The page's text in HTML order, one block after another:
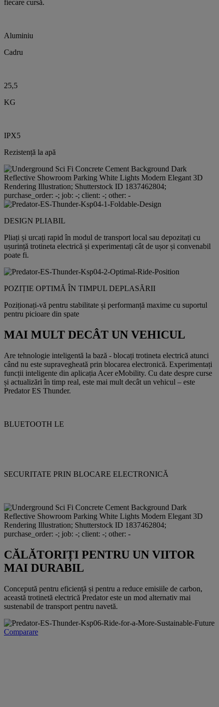
fiecare cursă.
Aluminiu
Cadru
25,5
KG
IPX5
Rezistență la apă
DESIGN PLIABIL
Pliați și urcați rapid în modul de transport local sau depozitați cu
ușurință trotineta electrică și experimentați cât de ușor și convenabil
poate fi.
POZIȚIE OPTIMĂ ÎN TIMPUL DEPLASĂRII
Poziționați-vă pentru stabilitate și performanță maxime cu suportul
pentru picioare din spate
MAI MULT DECÂT UN VEHICUL
Are tehnologie inteligentă la bază - blocați trotineta electrică atunci
când nu este supravegheată prin blocarea electronică. Experimentați
funcții inteligente din aplicația Acer eMobility. Cu date despre curse
și actualizări în timp real, este mai mult decât un vehicul – este
Predator ES Thunder.
BLUETOOTH LE
SECURITATE PRIN BLOCARE ELECTRONICĂ
CĂLĂTORIȚI PENTRU UN VIITOR
MAI DURABIL
Concepută pentru eficiență și pentru a reduce emisiile de carbon,
această trotinetă electrică Predator este un mod alternativ mai
sustenabil de transport pentru navetă.
Comparare